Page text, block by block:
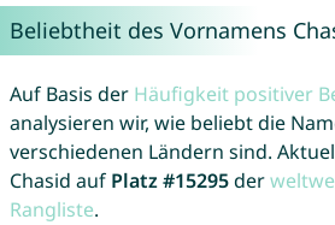
Beliebtheit des Vornamens
Auf Basis der Häufigkeit positiver
analysieren wir, wie beliebt die
verschiedenen Ländern sind.
Chasid auf Platz #15295der
Rangliste.